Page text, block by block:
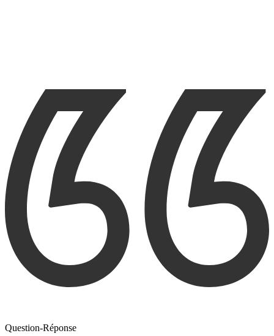
Question-Réponse